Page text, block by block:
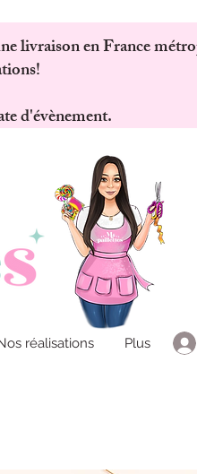
livraison en France
d'évènement.
réalisations Plus